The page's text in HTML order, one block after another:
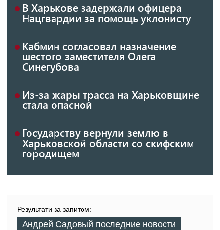
В Харькове задержали офицера
Нацгвардии за помощь уклонисту
Кабмин согласовал назначение
шестого заместителя Олега
Синегубова
Из-за жары трасса на Харьковщине
стала опасной
Государству вернули землю в
Харьковской области со скифским
городищем
Результати за запитом:
Андрей Садовый последние новости